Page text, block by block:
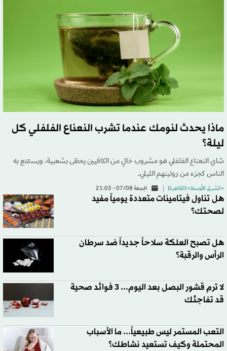
ماذا يحدث لنومك عندما تشرب النعناع الفلفلي كل
ليلة؟
شاي النعناع الفلفلي هو مشروب خالٍ من الكافيين يحظى بشعبية، ويستمتع به
الناس كجزء من روتينهم الليلي.
«الشرق الأوسط» (القاهرة) الجمعة 07/08 - 21:03
هل تناول فيتامينات متعددة يومياً مفيد
لصحتك؟
هل تصبح العلكة سلاحاً جديداً ضد سرطان
الرأس والرقبة؟
لا ترمِ قشور البصل بعد اليوم... 3 فوائد صحية
قد تفاجئك
التعب المستمر ليس طبيعياً... ما الأسباب
المحتملة وكيف تستعيد نشاطك؟